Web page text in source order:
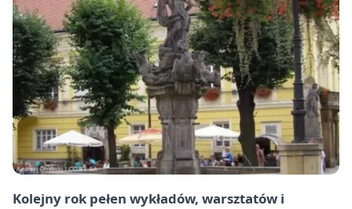
Kolejny rok pełen wykładów, warsztatów i